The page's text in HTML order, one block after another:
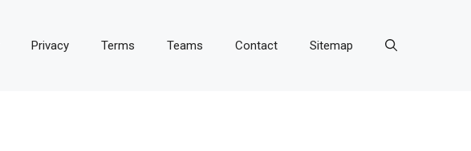
Privacy Terms Teams Contact Sitemap